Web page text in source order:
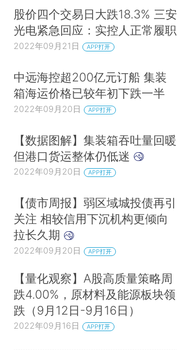
股价四个交易日大跌18.3% 三安
光电紧急回应：实控人正常履职
2022年09月21日 APP打开
中远海控超200亿元订船 集装
箱海运价格已较年初下跌一半
2022年09月20日 APP打开
【数据图解】集装箱吞吐量回暖
但港口货运整体仍低迷
2022年09月20日 APP打开
【债市周报】弱区域城投债再引
关注 相较信用下沉机构更倾向
拉长久期
2022年09月20日 APP打开
【量化观察】A股高质量策略周
跌4.00%，原材料及能源板块领
跌（9月12日-9月16日）
2022年09月16日 APP打开